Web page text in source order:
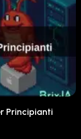
Principianti